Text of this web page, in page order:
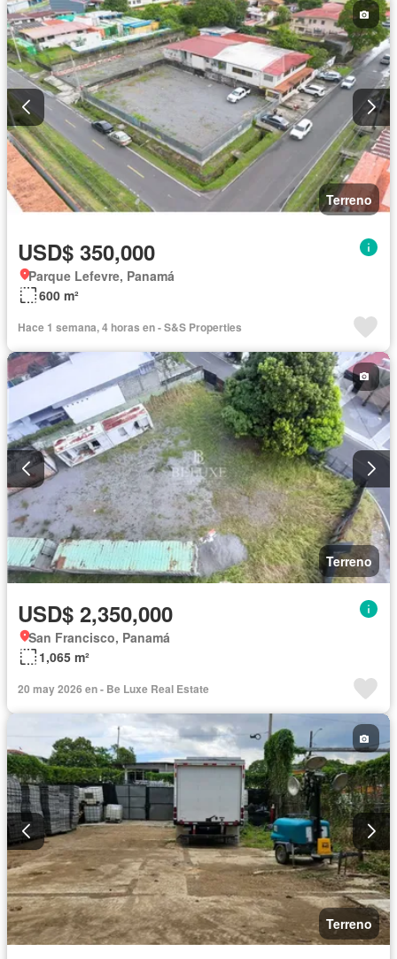
Terreno
USD$ 350,000
Parque Lefevre, Panamá
600 m²
Hace 1 semana, 4 horas en - S&S Properties
Terreno
USD$ 2,350,000
San Francisco, Panamá
1,065 m²
20 may 2026 en - Be Luxe Real Estate
Terreno